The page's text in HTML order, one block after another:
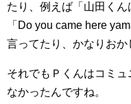
たり、例えば「山田く
「Do you came here
言ってたり、かなりおか
それでもＰくんはコミ
なかったんですね。